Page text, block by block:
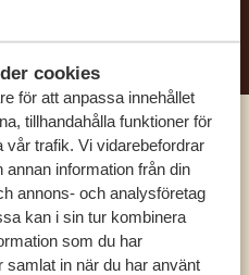
cookies
för att anpassa innehållet
tillhandahålla funktioner för
trafik. Vi vidarebefordrar
information från din
annons- och analysföretag
kan i sin tur kombinera
som du har
samlat in när du har använt
experter
HÄR FÖR ATT
DIG